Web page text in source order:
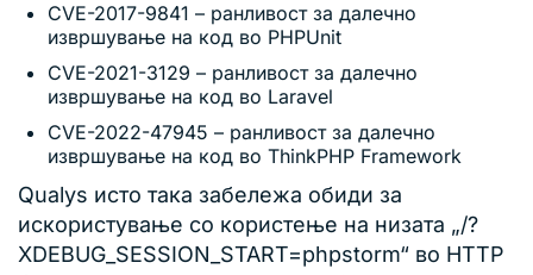
CVE-2017-9841 – ранливост за далечно
извршување на код во PHPUnit
CVE-2021-3129 – ранливост за далечно
извршување на код во Laravel
CVE-2022-47945 – ранливост за далечно
извршување на код во ThinkPHP Framework
Qualys исто така забележа обиди за
искористување со користење на низата „/?
XDEBUG_SESSION_START=phpstorm“ во HTTP